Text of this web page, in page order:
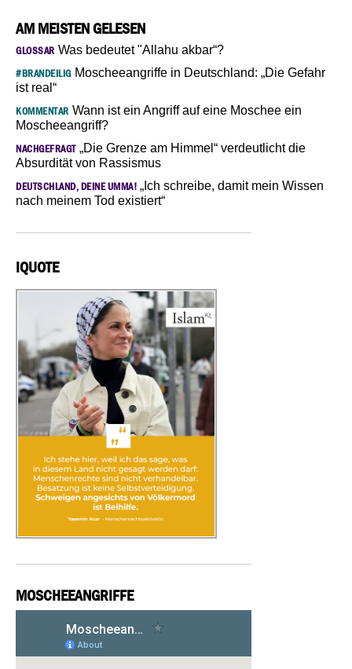
AM MEISTEN GELESEN
GLOSSAR Was bedeutet "Allahu akbar“?
#BRANDEILIGMoscheeangriffe in Deutschland: „Die Gefahr
ist real“
KOMMENTAR Wann ist ein Angriff auf eine Moschee ein
Moscheeangriff?
NACHGEFRAGT„Die Grenze am Himmel“ verdeutlicht die
Absurdität von Rassismus
DEUTSCHLAND, DEINE UMMA! „Ich schreibe, damit mein Wissen
nach meinem Tod existiert“
IQUOTE
MOSCHEEANGRIFFE